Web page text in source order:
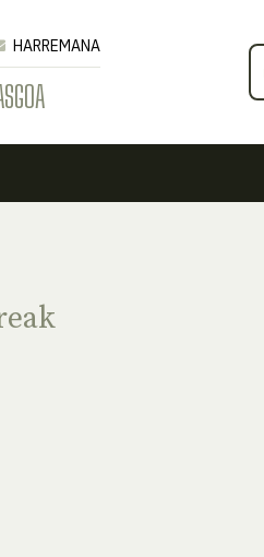
HARREMANA